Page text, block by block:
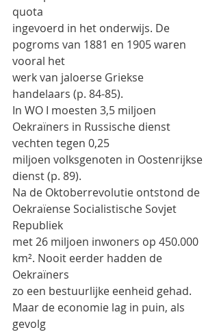
quota
ingevoerd in het onderwijs. De
pogroms van 1881 en 1905 waren
vooral het
werk van jaloerse Griekse
handelaars (p. 84-85).
In WO I moesten 3,5 miljoen
Oekraïners in Russische dienst
vechten tegen 0,25
miljoen volksgenoten in Oostenrijkse
dienst (p. 89).
Na de Oktoberrevolutie ontstond de
Oekraïense Socialistische Sovjet
Republiek
met 26 miljoen inwoners op 450.000
km². Nooit eerder hadden de
Oekraïners
zo een bestuurlijke eenheid gehad.
Maar de economie lag in puin, als
gevolg